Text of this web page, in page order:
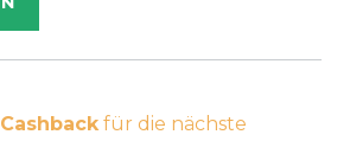
für die nächste